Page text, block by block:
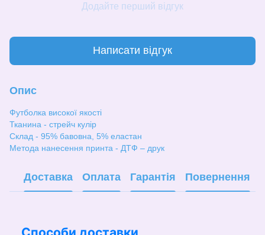
Додайте перший відгук
Написати відгук
Опис
Футболка високої якості
Тканина - стрейч кулір
Склад - 95% бавовна, 5% еластан
Метода нанесення принта - ДТФ – друк
Доставка Оплата Гарантія Повернення